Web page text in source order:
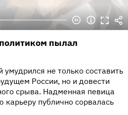
пылал
не только составить
России, но и довести
срыва. Надменная певица
публично сорвалась